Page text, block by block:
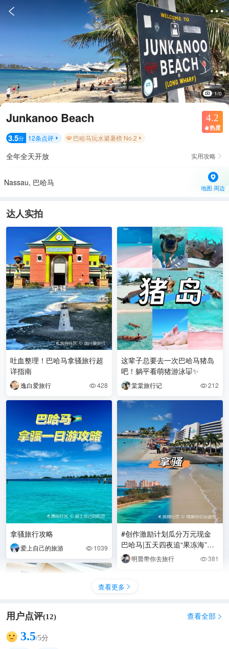
 
1/0
Junkanoo Beach 4.2
 热度
3.5分 12条点评  巴哈马玩水避暑榜 No.2 
全年全天开放 实用攻略 
Nassau, 巴哈马
地图·周边
达人实拍
吐血整理！巴哈马拿骚旅行超
详指南
逸白爱旅行 428
拿骚旅行攻略
爱上自己的旅游  1039
这辈子总要去一次巴哈马猪岛
吧！躺平看萌猪游泳🐷✨
棠棠旅行记 212
#创作激励计划瓜分万元现金
巴哈马|五天四夜追“果冻海”攻
略 去了趟巴哈马，那果冻海真
的美到我
明晨带你去旅行 381
查看更多 
用户点评(12) 查看全部 
3.5/5分